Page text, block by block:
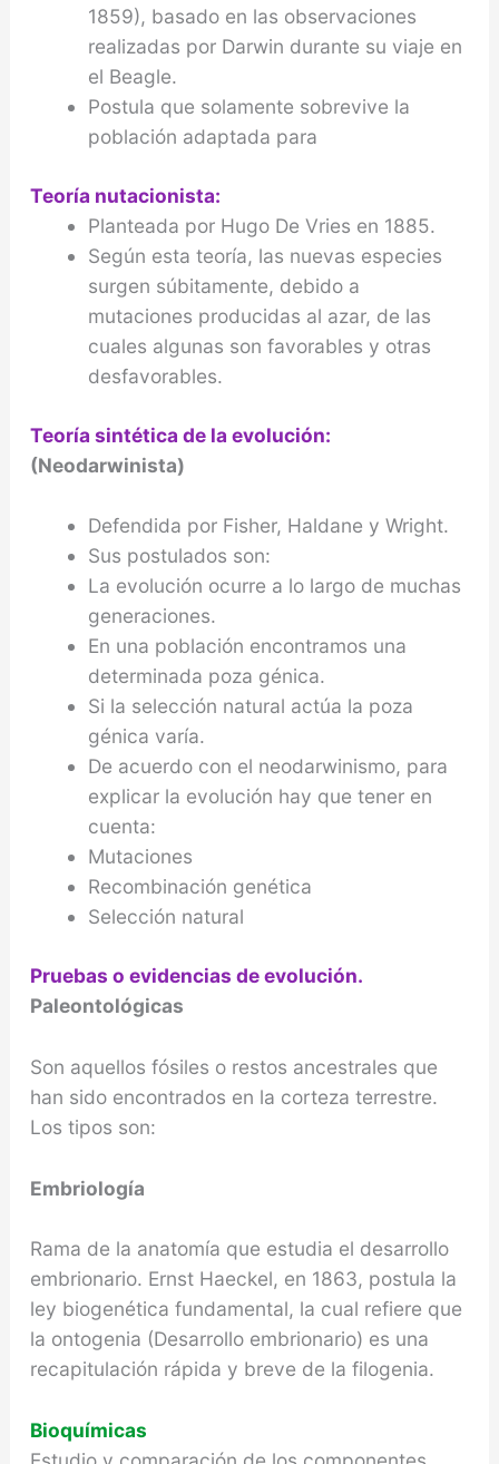
1859), basado en las observaciones
realizadas por Darwin durante su viaje en
el Beagle.
Postula que solamente sobrevive la
población adaptada para
Teoría nutacionista:
Planteada por Hugo De Vries en 1885.
Según esta teoría, las nuevas especies
surgen súbitamente, debido a
mutaciones producidas al azar, de las
cuales algunas son favorables y otras
desfavorables.
Teoría sintética de la evolución:
(Neodarwinista)
Defendida por Fisher, Haldane y Wright.
Sus postulados son:
La evolución ocurre a lo largo de muchas
generaciones.
En una población encontramos una
determinada poza génica.
Si la selección natural actúa la poza
génica varía.
De acuerdo con el neodarwinismo, para
explicar la evolución hay que tener en
cuenta:
Mutaciones
Recombinación genética
Selección natural
Pruebas o evidencias de evolución.
Paleontológicas
Son aquellos fósiles o restos ancestrales que
han sido encontrados en la corteza terrestre.
Los tipos son:
Embriología
Rama de la anatomía que estudia el desarrollo
embrionario. Ernst Haeckel, en 1863, postula la
ley biogenética fundamental, la cual refiere que
la ontogenia (Desarrollo embrionario) es una
recapitulación rápida y breve de la filogenia.
Bioquímicas